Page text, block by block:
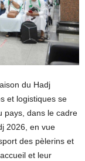
du Hadj
et logistiques se
pays, dans le cadre
2026, en vue
des pèlerins et
et leur